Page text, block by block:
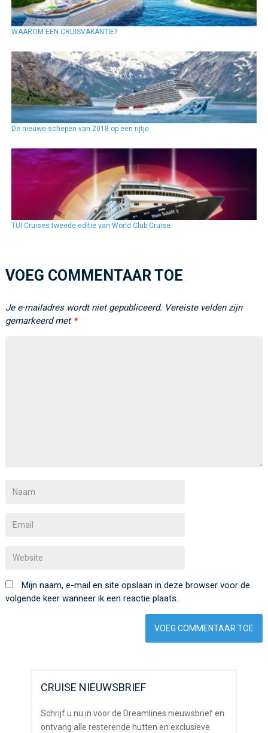
WAAROM EEN CRUISVAKANTIE?
De nieuwe schepen van 2018 op een rijtje
TUI Cruises tweede editie van World Club Cruise
VOEG COMMENTAAR TOE
Je e-mailadres wordt niet gepubliceerd. Vereiste velden zijn
gemarkeerd met *
Mijn naam, e-mail en site opslaan in deze browser voor de
volgende keer wanneer ik een reactie plaats.
CRUISE NIEUWSBRIEF
Schrijf u nu in voor de Dreamlines nieuwsbrief en
ontvang alle resterende hutten en exclusieve